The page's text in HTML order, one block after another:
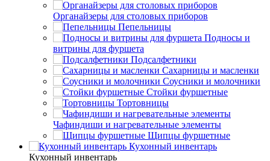
Органайзеры для столовых приборов
Пепельницы
Подносы и
витрины для фуршета
Подсалфетники
Сахарницы и масленки
Соусники и молочники
Стойки фуршетные
Тортовницы
Чафиндиши и нагревательные элементы
Щипцы фуршетные
Кухонный инвентарь
Кухонный инвентарь